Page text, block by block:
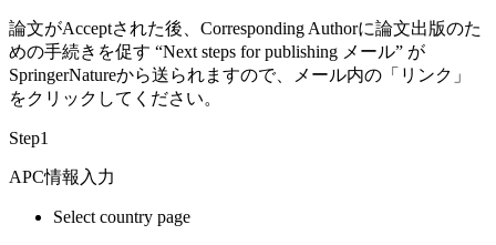
論文がAcceptされた後、Corresponding Authorに論文出版のた
めの手続きを促す “Next steps for publishing メール” が
SpringerNatureから送られますので、メール内の 「リンク」
をクリックしてください。
Step1
APC情報入力
Select country page